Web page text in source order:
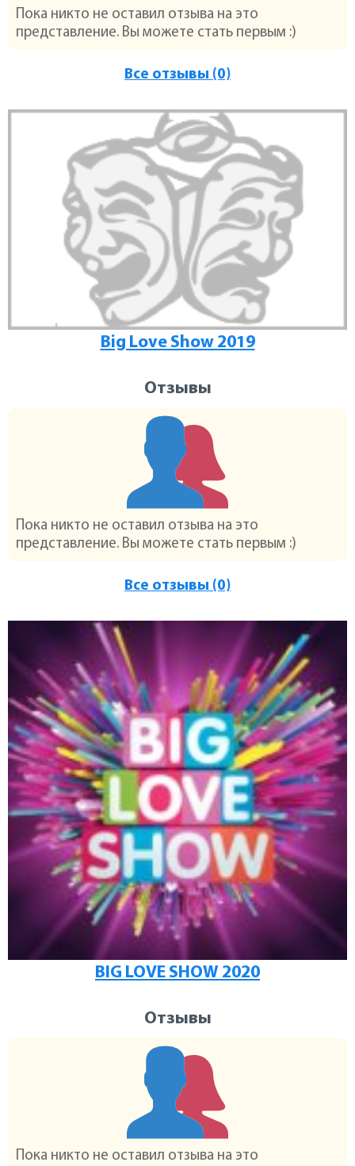
Пока никто не оставил отзыва на это
представление. Вы можете стать первым :)
Все отзывы (0)
Big Love Show 2019
Отзывы
Пока никто не оставил отзыва на это
представление. Вы можете стать первым :)
Все отзывы (0)
BIG LOVE SHOW 2020
Отзывы
Пока никто не оставил отзыва на это